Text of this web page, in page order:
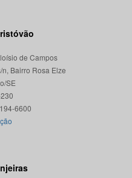
de Campos
Bairro Rosa Elze
SE